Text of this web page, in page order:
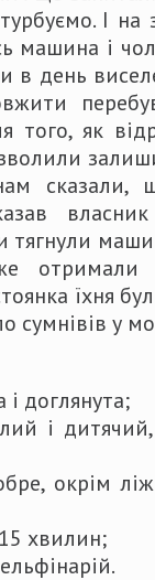
І на
машина і
в день
того, як
сказали,
тягнули
отримали
їхня
сумнівів у
і доглянута;
і
окрім
хвилин;